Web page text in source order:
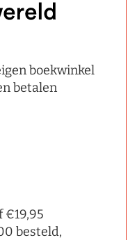
boekwinkel
betalen
€19,95
besteld,